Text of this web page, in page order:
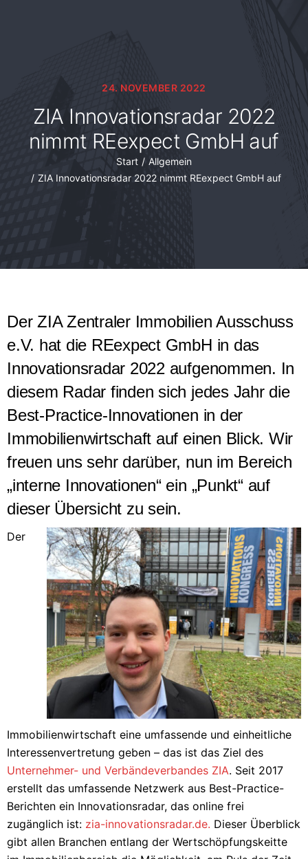
24. NOVEMBER 2022
ZIA Innovationsradar 2022
nimmt REexpect GmbH auf
Sie befinden sich hier:
Start
Allgemein
ZIA Innovationsradar 2022 nimmt REexpect GmbH auf
Der ZIA Zentraler Immobilien Ausschuss
e.V. hat die REexpect GmbH in das
Innovationsradar 2022 aufgenommen. In
diesem Radar finden sich jedes Jahr die
Best-Practice-Innovationen in der
Immobilienwirtschaft auf einen Blick. Wir
freuen uns sehr darüber, nun im Bereich
„interne Innovationen“ ein „Punkt“ auf
dieser Übersicht zu sein.
Der
Immobilienwirtschaft eine umfassende und einheitliche
Interessenvertretung geben – das ist das Ziel des
Unternehmer- und Verbändeverbandes ZIA. Seit 2017
erstellt das umfassende Netzwerk aus Best-Practice-
Berichten ein Innovationsradar, das online frei
zugänglich ist: zia-innovationsradar.de. Dieser Überblick
gibt allen Branchen entlang der Wertschöpfungskeitte